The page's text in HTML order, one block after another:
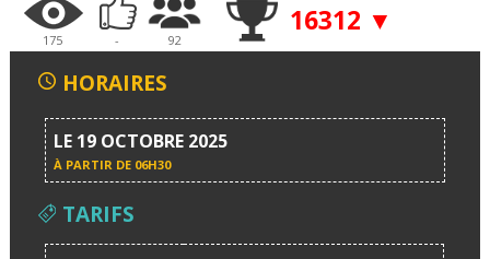
175 - 92
16312 ▼
HORAIRES
LE 19 OCTOBRE 2025
À PARTIR DE 06H30
TARIFS